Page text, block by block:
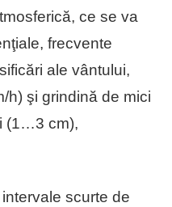
ce se va
frecvente
ale vântului,
şi grindină de mici
(1…3 cm),
scurte de